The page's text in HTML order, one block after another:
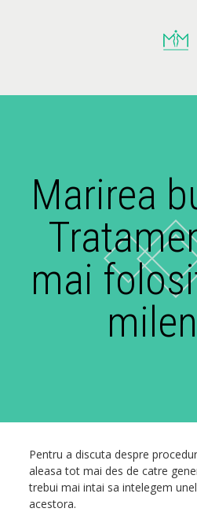
Marirea
mai
Pentru a discuta despre
aleasa tot mai des de catre
trebui mai intai sa intelegem
acestora.